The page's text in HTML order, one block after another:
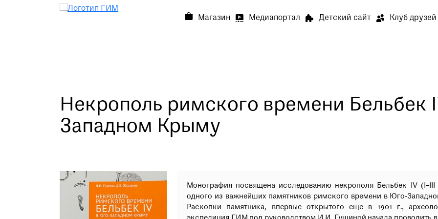
Магазин Медиапортал Детский сайт Клуб друзей
Выставки и события О
Контакты
Опрос о
Просим
Ваше
Некрополь римского времени Бельбек
Западном Крыму
Монография посвящена исследованию некрополя Бельбек IV (I–III
одного из важнейших памятников римского времени в
Раскопки памятника, впервые открытого еще в 1901 г.,